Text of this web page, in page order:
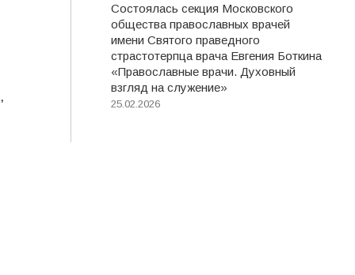
Состоялась секция Московского
общества православных врачей
имени Святого праведного
страстотерпца врача Евгения Боткина
«Православные врачи. Духовный
взгляд на служение»
25.02.2026